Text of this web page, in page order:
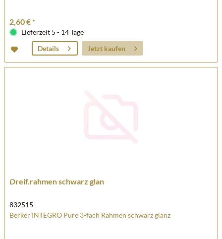
2,60 € *
Lieferzeit 5 - 14 Tage
Details
Jetzt kaufen
Dreif.rahmen schwarz glan
832515
Berker INTEGRO Pure 3-fach Rahmen schwarz glanz